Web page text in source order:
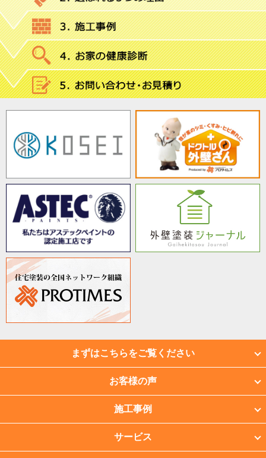
まずはこちらをご覧ください
お客様の声
施工事例
サービス